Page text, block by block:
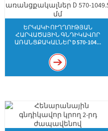
ԵՐԿԱԿԻ ՈՒՂՂՈՒԹՅԱՆ
ՀԱՐՎԱԾԱՅԻՆ ԳՆԴԻԿԱՎՈՐ
ԱՌԱՆՑՔԱԿԱԼՆԵՐ D 570-104...